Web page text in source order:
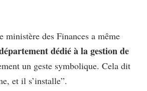
ministère des Finances a même
dédié à la gestion de
un geste symbolique. Cela dit
et il s’installe”.